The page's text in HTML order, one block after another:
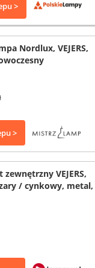
>
Nordlux, VEJERS,
>
VEJERS,
/ cynkowy, metal,